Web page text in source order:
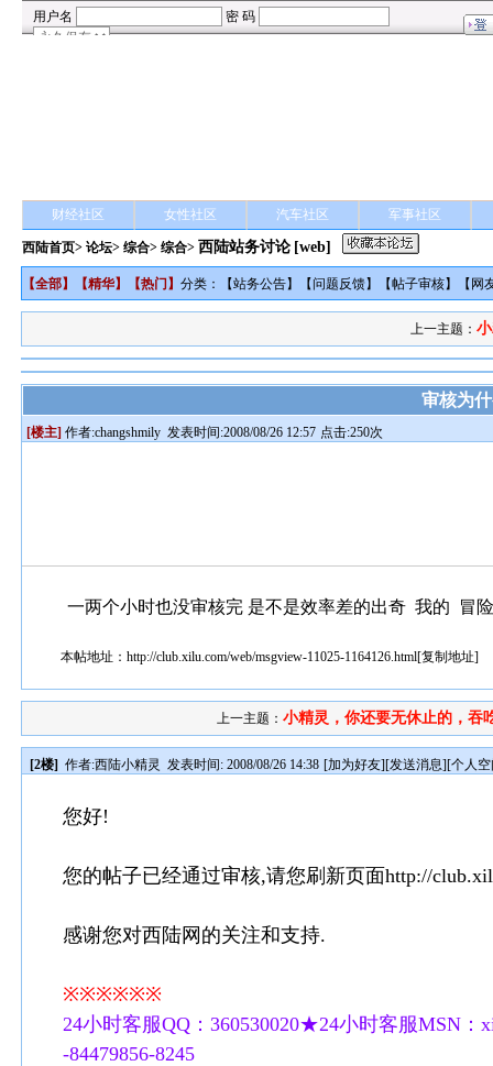
财经社区 女性社区 汽车社区 军事社区
西陆首页>论坛>综合> 综合> 西陆站务讨论 [web]
【全部】【精华】【热门 】分类：【站务公告】【问题反馈】【帖子审核】【 网
上一主题：
审核为
[楼主] 作者:changshmily 发表时间:2008/08/26 12:57 点击:250次
一两个小时也没审核完 是不是效率差的出奇 我的 冒
本帖地址：http://club.xilu.com/web/msgview-11025-1164126.html[复制地址]
上一主题： 小精灵，你还要无休止的，吞
[2楼] 作者:西陆小精灵 发表时间: 2008/08/26 14:38 [加为好友][发送消息][个人
您好!
您的帖子已经通过审核,请您刷新页面http://
感谢您对西陆网的关注和支持.
※※※※※※
24小时客服QQ：360530020★24小时客服MSN
-84479856-8245